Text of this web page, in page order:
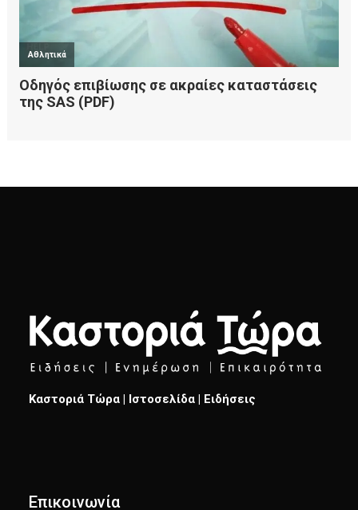
Καστοριά Τώρα | Ιστοσελίδα | Ειδήσεις
Επικοινωνία